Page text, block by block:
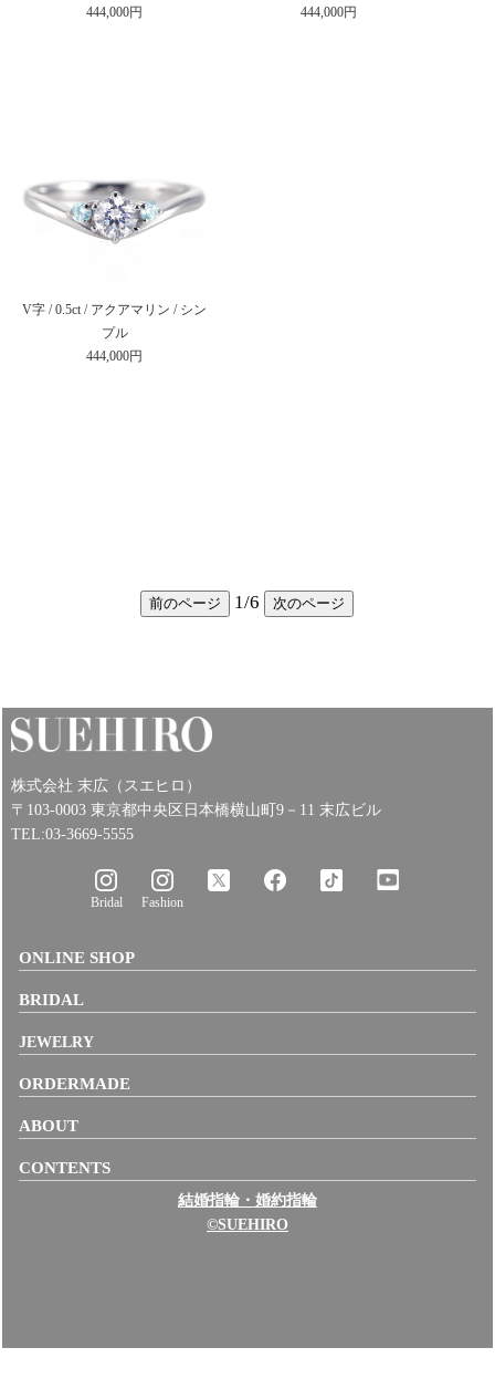
444,000円
444,000円
V字 / 0.5ct / アクアマリン / シン
プル
444,000円
前のページ 1/6 次のページ
株式会社 末広（スエヒロ）
〒103-0003 東京都中央区日本橋横山町9－11 末広ビル
TEL:03-3669-5555
Bridal Fashion
ONLINE SHOP
BRIDAL
JEWELRY
ORDERMADE
ABOUT
CONTENTS
結婚指輪・婚約指輪
©SUEHIRO